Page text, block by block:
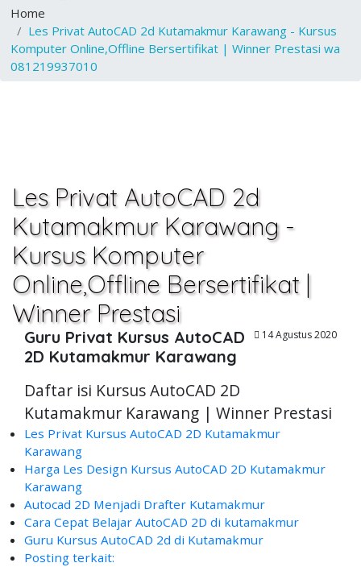
Home
Les Privat AutoCAD 2d Kutamakmur Karawang - Kursus
Komputer Online,Offline Bersertifikat | Winner Prestasi wa
081219937010
Les Privat AutoCAD 2d
Kutamakmur Karawang -
Kursus Komputer
Online,Offline Bersertifikat |
Winner Prestasi
14 Agustus 2020
Guru Privat Kursus AutoCAD
2D Kutamakmur Karawang
Daftar isi Kursus AutoCAD 2D
Kutamakmur Karawang | Winner Prestasi
Les Privat Kursus AutoCAD 2D Kutamakmur
Karawang
Harga Les Design Kursus AutoCAD 2D Kutamakmur
Karawang
Autocad 2D Menjadi Drafter Kutamakmur
Cara Cepat Belajar AutoCAD 2D di kutamakmur
Guru Kursus AutoCAD 2d di Kutamakmur
Posting terkait: